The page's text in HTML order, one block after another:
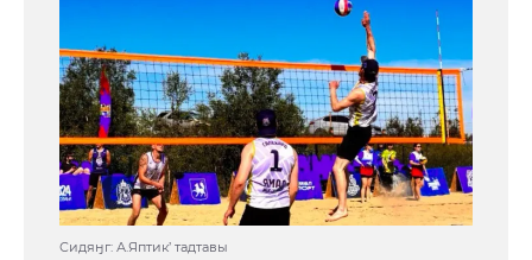
Сидяӈг: А.Яптик’ тадтавы